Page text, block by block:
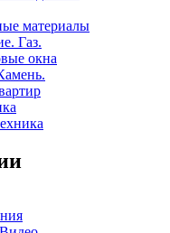
материалы
Газ.
окна